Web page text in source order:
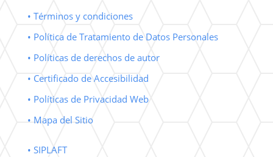
• Términos y condiciones
• Política de Tratamiento de Datos Personales
• Políticas de derechos de autor
• Certificado de Accesibilidad
• Políticas de Privacidad Web
• Mapa del Sitio
• SIPLAFT